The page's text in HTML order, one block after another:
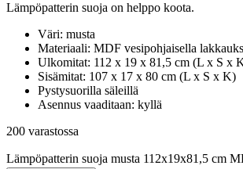
Lämpöpatterin suoja on helppo koota.
Väri: musta
Materiaali: MDF vesipohjaisella
Ulkomitat: 112 x 19 x 81,5 cm (L x S x
Sisämitat: 107 x 17 x 80 cm (L x S x K)
Pystysuorilla säleillä
Asennus vaaditaan: kyllä
200 varastossa
Lämpöpatterin suoja musta 112x19x81,5 cm